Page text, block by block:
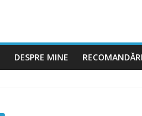
DESPRE MINE RECOMANDĂRI